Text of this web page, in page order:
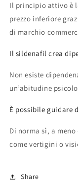
Il principio attivo è
prezzo inferiore
di marchio
Il sildenafil crea
Non esiste
un’abitudine
È possibile guidare
Di norma sì, a
come vertigini o
Share